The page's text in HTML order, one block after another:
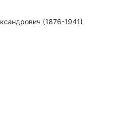
(1876-1941)